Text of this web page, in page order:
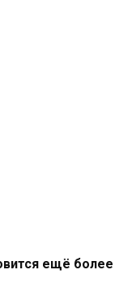
ещё более